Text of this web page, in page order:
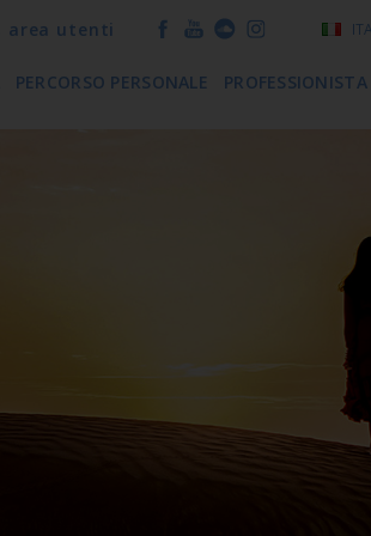
area utenti
PERCORSO PERSONALE